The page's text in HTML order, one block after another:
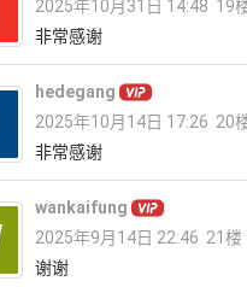
2025年10月31日 14:48 19
非常感谢
hedegang
2025年10月14日 17:26 20
非常感谢
wankaifung
2025年9月14日 22:46 21楼
谢谢